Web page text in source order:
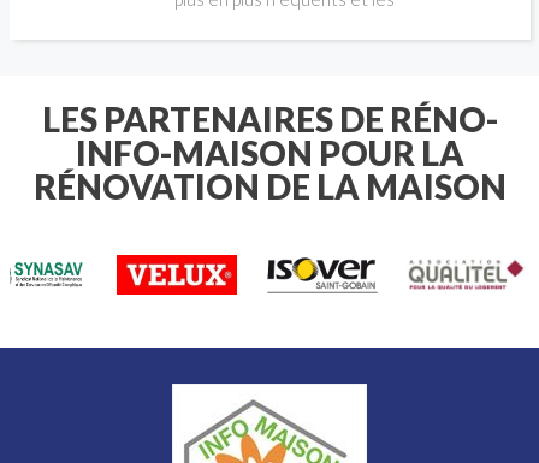
beauté de votre extérieur.
désormais de nombreuses communes
de fleurs ou votre potager , il est
essentiel de connaître les règles
applicables à votre domicile.
LES PARTENAIRES DE RÉNO-
INFO-MAISON POUR LA
RÉNOVATION DE LA MAISON